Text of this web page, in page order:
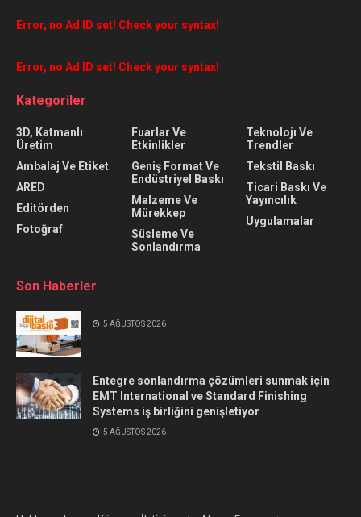
Error, no Ad ID set! Check your syntax!
Error, no Ad ID set! Check your syntax!
Kategoriler
3D, Katmanlı
Üretim
Ambalaj Ve Etiket
ARED
Editörden
Fotoğraf
Fuarlar Ve
Etkinlikler
Geniş Format Ve
Endüstriyel Baskı
Malzeme Ve
Mürekkep
Süsleme Ve
Sonlandırma
Teknolojı Ve
Trendler
Tekstil Baskı
Ticari Baskı Ve
Yayıncılık
Uygulamalar
Son Haberler
5 AĞUSTOS 2026
Entegre sonlandırma çözümleri sunmak için
EMT International ve Standard Finishing
Systems iş birliğini genişletiyor
5 AĞUSTOS 2026